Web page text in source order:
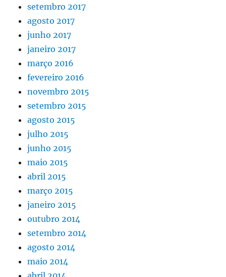
setembro 2017
agosto 2017
junho 2017
janeiro 2017
março 2016
fevereiro 2016
novembro 2015
setembro 2015
agosto 2015
julho 2015
junho 2015
maio 2015
abril 2015
março 2015
janeiro 2015
outubro 2014
setembro 2014
agosto 2014
maio 2014